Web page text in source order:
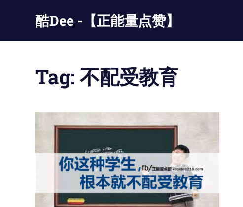
酷Dee -【正能量点赞】
酷
只
酷
Tag: 不配受教育